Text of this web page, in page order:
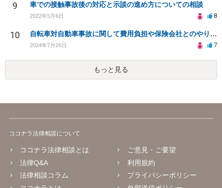
9 車での接触事故後の対応と示談の進め方についての相談
2022年5月6日 8
10 自転車対自動車事故に関して費用負担や保険会社とのやり取りについて
2024年7月26日 7
もっと見る
ココナラ法律相談について
ココナラ法律相談とは
法律Q&A
法律相談コラム
ご意見・ご要望
利用規約
プライバシーポリシー